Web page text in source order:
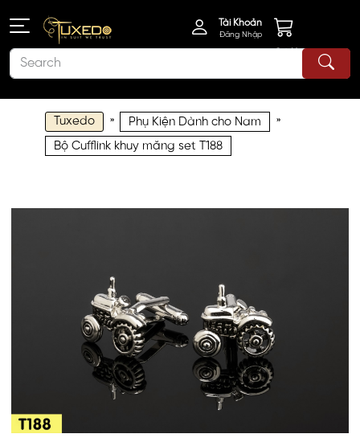
Tài Khoản
Đăng Nhập
Giỏ Hàng
Tuxedo » Phụ Kiện Dành cho Nam »
Bộ Cufflink khuy măng set T188